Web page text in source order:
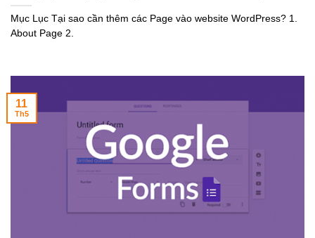
Mục Lục Tại sao cần thêm các Page vào website WordPress? 1.
About Page 2.
11
Th5